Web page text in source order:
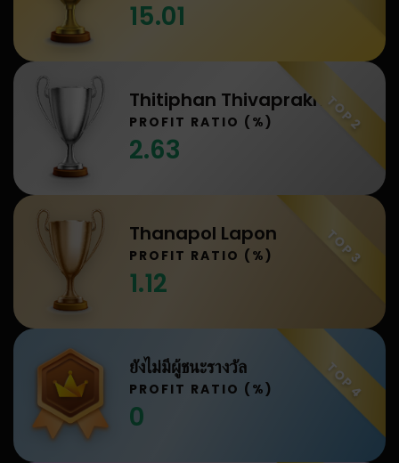
15.01
Thitiphan Thivaprakhon
PROFIT RATIO (%)
2.63
TOP 2
Thanapol Lapon
PROFIT RATIO (%)
1.12
TOP 3
ยังไม่มีผู้ชนะรางวัล
PROFIT RATIO (%)
0
TOP 4